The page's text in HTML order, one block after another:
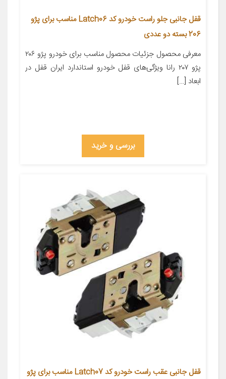
قفل جانبی جلو راست خودرو کد Latch06 مناسب برای پژو
206 بسته دو عددی
معرفی محصول جزئیات محصول مناسب برای خودرو پژو ۲۰۶
پژو ۲۰۷ رانا ویژگی‌های قفل خودرو استاندارد ایران قفل در
ابعاد […]
بررسی و خرید
قفل جانبی عقب راست خودرو کد Latch07 مناسب برای پژو